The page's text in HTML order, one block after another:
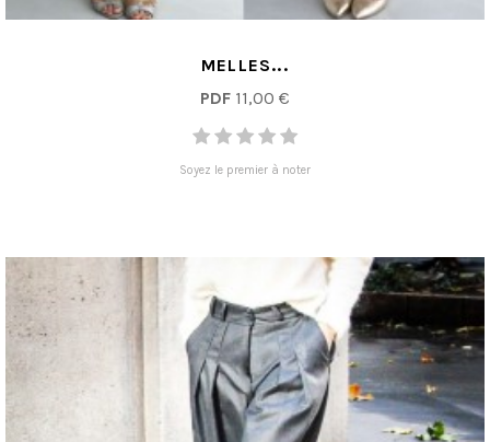
MELLES...
PDF 11,00 €
Soyez le premier à noter